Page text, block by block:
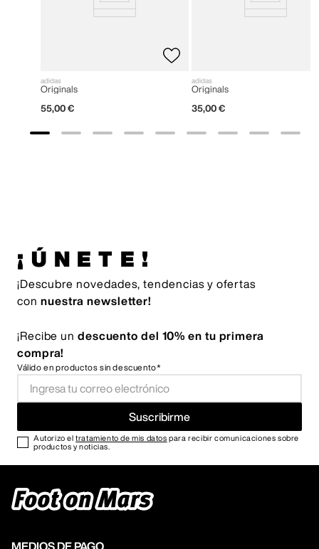
adidas
Originals
55,00 €
adidas
Originals
35,00 €
¡ÚNETE!
¡Descubre novedades, tendencias y ofertas
con nuestra newsletter!
¡Recibe un descuento del 10% en tu primera
compra!
Válido en productos sin descuento*
Suscribirme
Autorizo eltratamiento de mis datos para recibir comunicaciones sobre
productos y noticias.
MEDIOS DE PAGO